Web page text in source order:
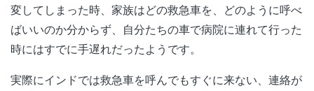
変してしまった時、家族はどの救急車を、どのように呼べ
ばいいのか分からず、自分たちの車で病院に連れて行った
時にはすでに手遅れだったようです。
実際にインドでは救急車を呼んでもすぐに来ない、連絡が